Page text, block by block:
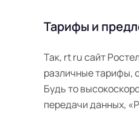
Тарифы и
Так, rt ru сайт
различные тарифы,
Будь то
передачи данных,